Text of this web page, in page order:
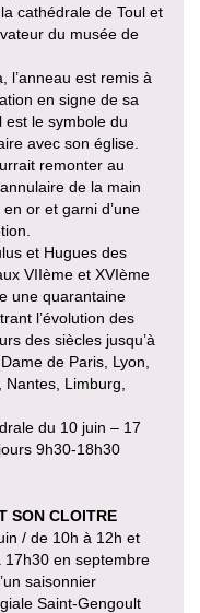
cathédrale de Toul et
du musée de
l’anneau est remis à
en signe de sa
est le symbole du
avec son église.
remonter au
de la main
or et garni d’une
et Hugues des
VIIème et XVIème
une quarantaine
l’évolution des
des siècles jusqu’à
de Paris, Lyon,
Limburg,
du 10 juin – 17
9h30-18h30
SON CLOITRE
/ de 10h à 12h et
17h30 en septembre
saisonnier
Saint-Gengoult